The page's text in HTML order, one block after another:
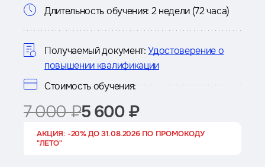
Информация
о
курсе
Длительность обучения: 2 недели (72 часа)
Получаемый документ: Удостоверение о
повышении квалификации
Стоимость обучения:
7 000 ₽5 600 ₽
АКЦИЯ: -20% ДО 31.08.2026 ПО ПРОМОКОДУ
"ЛЕТО"